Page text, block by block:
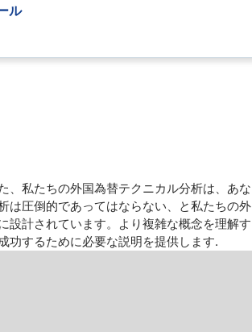
ル
、私たちの外国為替テクニカル分析は、あな
は圧倒的であってはならない、と私たちの外
設計されています。より複雑な概念を理解す
功するために必要な説明を提供します.